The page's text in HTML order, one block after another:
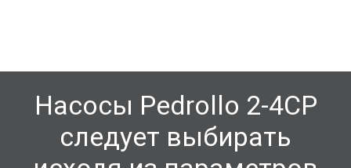
Насосы Pedrollo 2-4CP
следует выбирать